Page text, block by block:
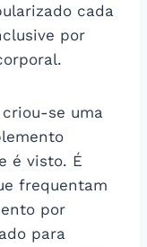
cada
por
se uma
é visto. É
frequentam
por
para